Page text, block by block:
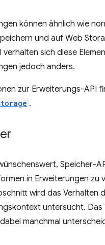
können ähnlich wie
und auf Web
verhalten sich diese
jedoch anders.
zur Erweiterungs-API
.
Speicher-
in Erweiterungen zu
wird das Verhalten
untersucht. Das
manchmal